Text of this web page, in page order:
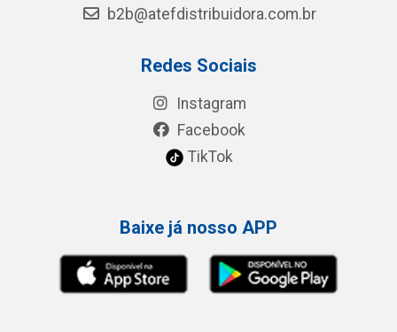
b2b@atefdistribuidora.com.br
Redes Sociais
Instagram
Facebook
TikTok
Baixe já nosso APP